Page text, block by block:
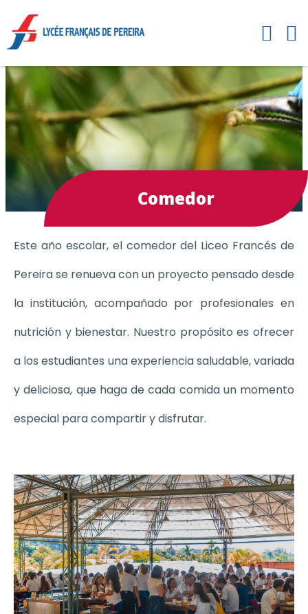
Comedor
Este año escolar, el comedor del Liceo Francés de
Pereira se renueva con un proyecto pensado desde
la institución, acompañado por profesionales en
nutrición y bienestar. Nuestro propósito es ofrecer
a los estudiantes una experiencia saludable, variada
y deliciosa, que haga de cada comida un momento
especial para compartir y disfrutar.